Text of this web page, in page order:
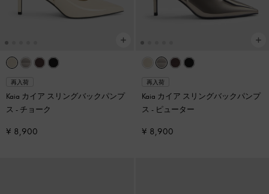
再入荷
Kaia カイア スリングバックパンプ
ス - チョーク
¥ 8,900
再入荷
Kaia カイア スリングバックパンプ
ス - ピューター
¥ 8,900